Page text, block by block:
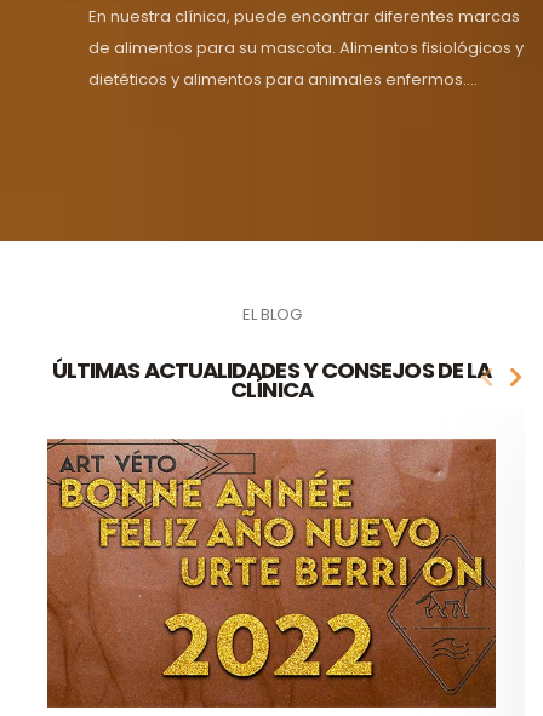
En nuestra clínica, puede encontrar diferentes marcas
de alimentos para su mascota. Alimentos fisiológicos y
dietéticos y alimentos para animales enfermos....
EL BLOG
ÚLTIMAS ACTUALIDADES Y CONSEJOS DE LA
CLÍNICA